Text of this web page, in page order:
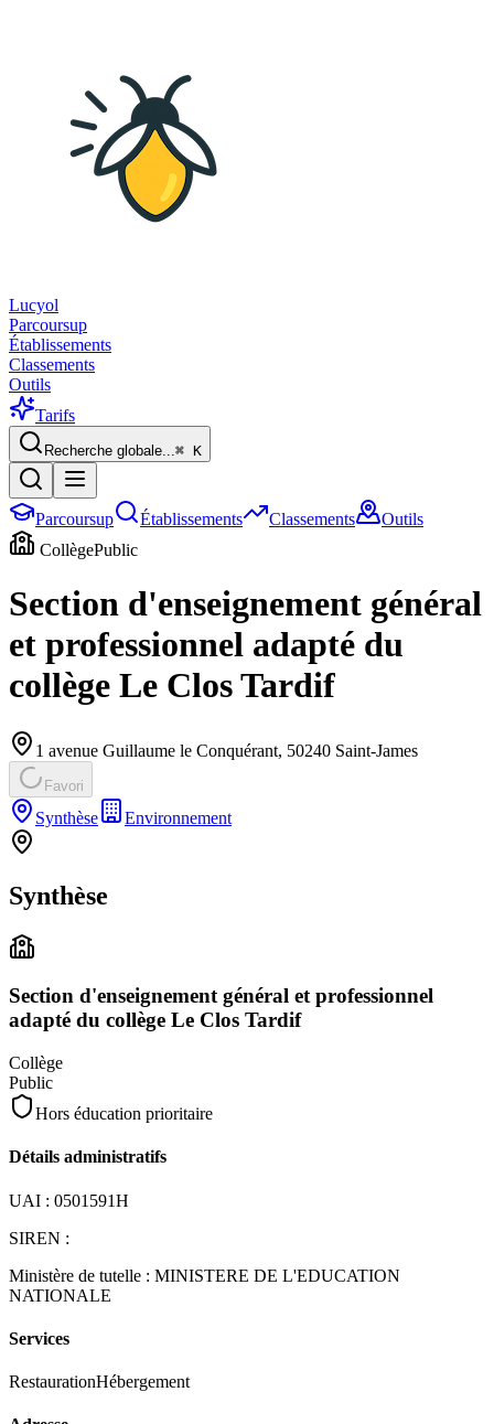
Lucyol
Parcoursup
Établissements
Classements
Outils
Tarifs
Recherche globale...⌘ K
Parcoursup Établissements Classements
Outils
CollègePublic
Section d'enseignement général
et professionnel adapté du
collège Le Clos Tardif
1 avenue Guillaume le Conquérant, 50240 Saint-James
Favori
Synthèse Environnement
Synthèse
Section d'enseignement général et professionnel
adapté du collège Le Clos Tardif
Collège
Public
Hors éducation prioritaire
Détails administratifs
UAI : 0501591H
SIREN :
Ministère de tutelle : MINISTERE DE L'EDUCATION
NATIONALE
Services
RestaurationHébergement